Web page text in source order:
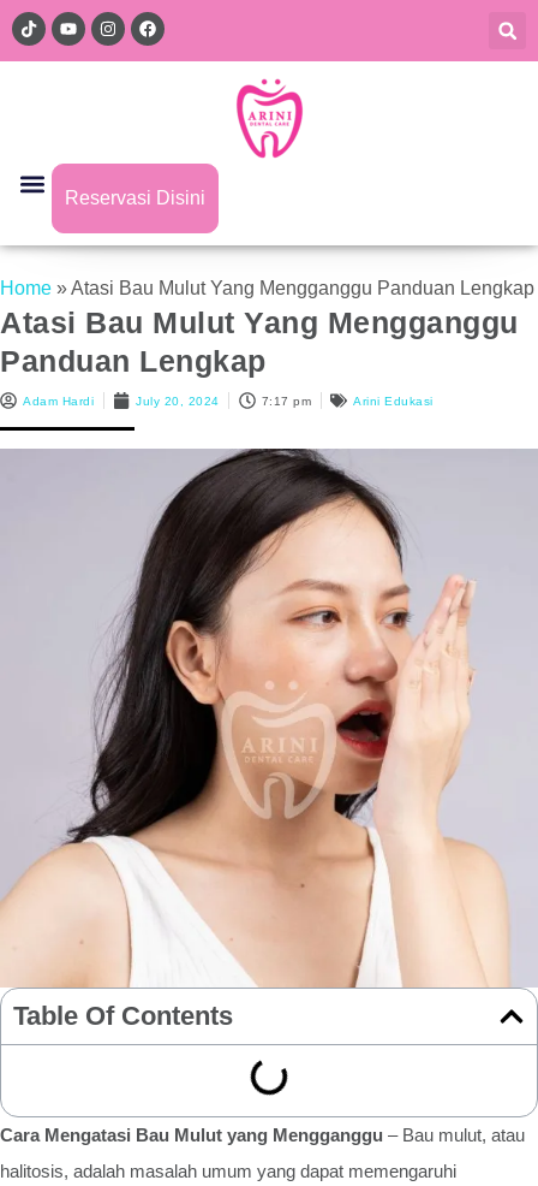
Reservasi Disini
Home »Atasi Bau Mulut Yang Mengganggu Panduan Lengkap
Atasi Bau Mulut Yang Mengganggu
Panduan Lengkap
Adam Hardi July 20, 2024 7:17 pm Arini Edukasi
Table Of Contents
Cara Mengatasi Bau Mulut yang Mengganggu – Bau mulut, atau
halitosis, adalah masalah umum yang dapat memengaruhi